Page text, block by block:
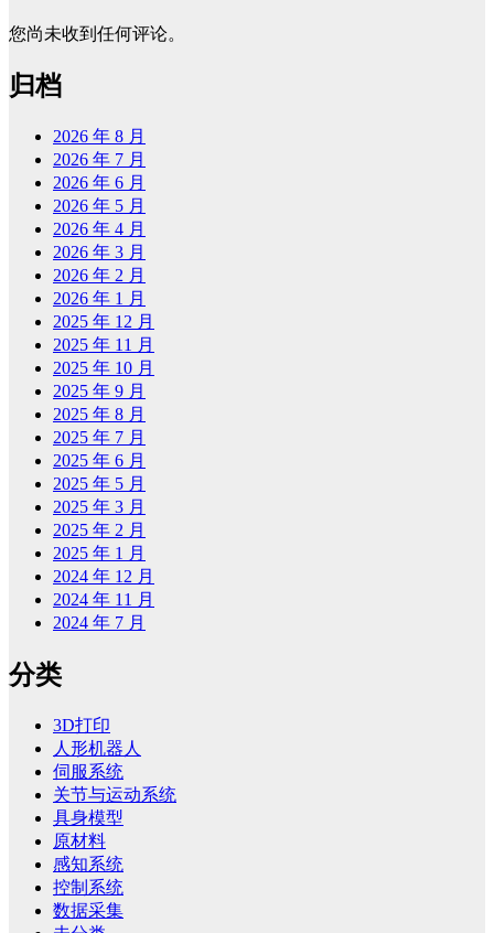
您尚未收到任何评论。
归档
2026 年 8 月
2026 年 7 月
2026 年 6 月
2026 年 5 月
2026 年 4 月
2026 年 3 月
2026 年 2 月
2026 年 1 月
2025 年 12 月
2025 年 11 月
2025 年 10 月
2025 年 9 月
2025 年 8 月
2025 年 7 月
2025 年 6 月
2025 年 5 月
2025 年 3 月
2025 年 2 月
2025 年 1 月
2024 年 12 月
2024 年 11 月
2024 年 7 月
分类
3D打印
人形机器人
伺服系统
关节与运动系统
具身模型
原材料
感知系统
控制系统
数据采集